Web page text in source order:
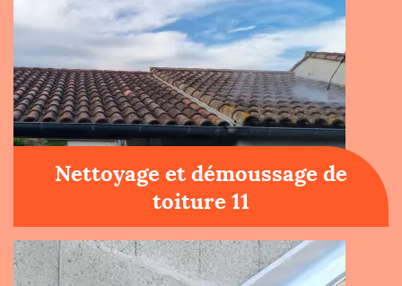
Nettoyage et démoussage de
toiture 11